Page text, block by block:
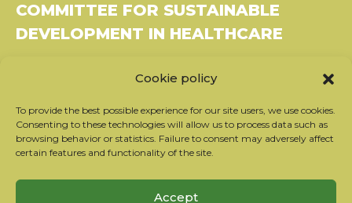
Cookie policy
To provide the best possible experience for our site users, we use cookies.
Consenting to these technologies will allow us to process data such as
browsing behavior or statistics. Failure to consent may adversely affect
certain features and functionality of the site.
Accept
COMMITTEE FOR SUSTAINABLE
DEVELOPMENT IN HEALTHCARE
37270 Montlouis-sur-Loire
Tel: 06 26 49 36 81 - contact@c2ds.eu
Twitter
LinkedIn
Youtube
Subscribe to our newsletter